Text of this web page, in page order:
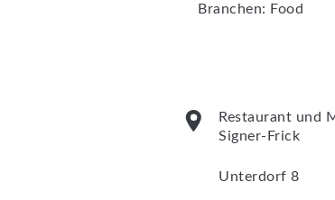
Branchen: Food
Restaurant und
Signer-Frick
Unterdorf 8